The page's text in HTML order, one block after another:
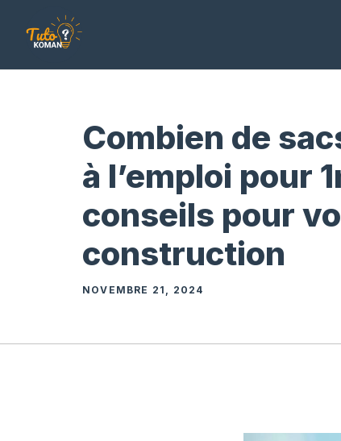
Combien de
à l’emploi pour
conseils pour
construction
NOVEMBRE 21, 2024